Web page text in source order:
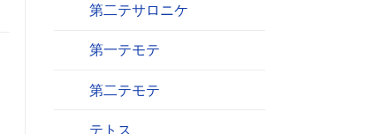
第二テサロニケ
第一テモテ
第二テモテ
テトス